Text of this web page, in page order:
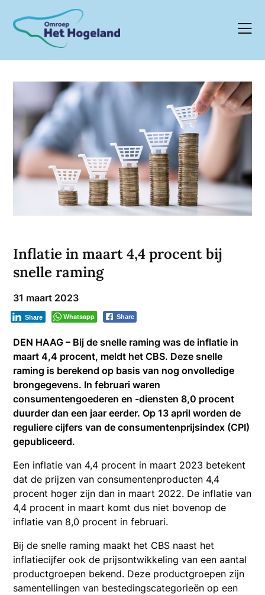
content
Inflatie in maart 4,4 procent bij
snelle raming
31 maart 2023
Whatsapp Share
Share
DEN HAAG – Bij de snelle raming was de inflatie in
maart 4,4 procent, meldt het CBS. Deze snelle
raming is berekend op basis van nog onvolledige
brongegevens. In februari waren
consumentengoederen en -diensten 8,0 procent
duurder dan een jaar eerder. Op 13 april worden de
reguliere cijfers van de consumentenprijsindex (CPI)
gepubliceerd.
Een inflatie van 4,4 procent in maart 2023 betekent
dat de prijzen van consumentenproducten 4,4
procent hoger zijn dan in maart 2022. De inflatie van
4,4 procent in maart komt dus niet bovenop de
inflatie van 8,0 procent in februari.
Bij de snelle raming maakt het CBS naast het
inflatiecijfer ook de prijsontwikkeling van een aantal
productgroepen bekend. Deze productgroepen zijn
samentellingen van bestedingscategorieën op een